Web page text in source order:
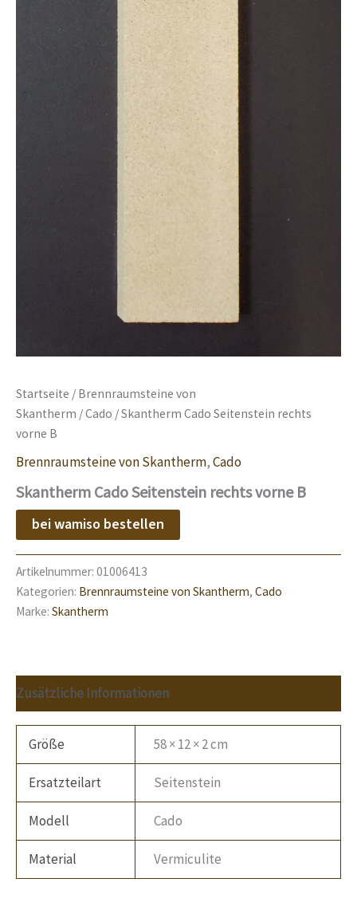
Startseite / Brennraumsteine von
Skantherm /Cado / Skantherm Cado Seitenstein rechts
vorne B
Brennraumsteine von Skantherm,Cado
Skantherm Cado Seitenstein rechts vorne B
bei wamiso bestellen
Artikelnummer: 01006413
Kategorien: Brennraumsteine von Skantherm, Cado
Marke: Skantherm
Zusätzliche Informationen
Größe 58 × 12 × 2 cm
Ersatzteilart Seitenstein
Modell Cado
Material Vermiculite